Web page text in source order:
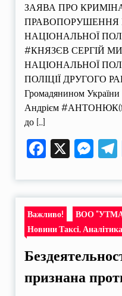
ЗАЯВА ПРО
ПРАВОПОРУШЕННЯ
НАЦІОНАЛЬНОЇ
#КНЯЗЄВ СЕРГІЙ
НАЦІОНАЛЬНОЇ
ПОЛІЦІЇ ДРУГОГО
Громадянином України
Андрієм
до […]
X
Важливо! ВОО
Новини Таксі,
признана